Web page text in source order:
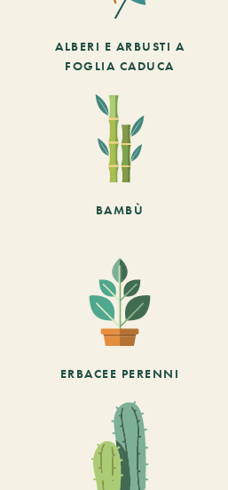
ALBERI E ARBUSTI A
FOGLIA CADUCA
BAMBÙ
ERBACEE PERENNI